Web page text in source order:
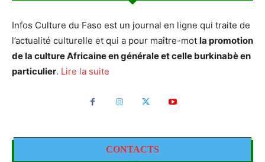
Infos Culture du Faso est un journal en ligne qui traite de
l’actualité culturelle et qui a pour maître-mot la promotion
de la culture Africaine en générale et celle burkinabè en
particulier. Lire la suite
CONTACTS